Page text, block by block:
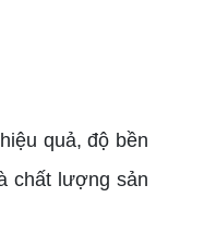
quả, độ bền
chất lượng sản